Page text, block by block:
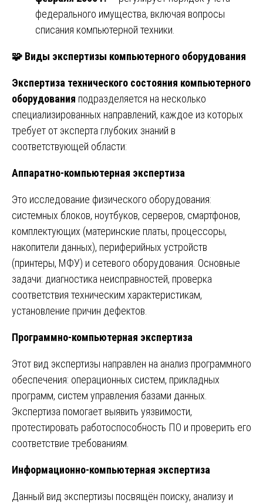
федерального имущества, включая вопросы
списания компьютерной техники.
🧩 Виды экспертизы компьютерного оборудования
Экспертиза технического состояния компьютерного
оборудования подразделяется на несколько
специализированных направлений, каждое из которых
требует от эксперта глубоких знаний в
соответствующей области:
Аппаратно-компьютерная экспертиза
Это исследование физического оборудования:
системных блоков, ноутбуков, серверов, смартфонов,
комплектующих (материнские платы, процессоры,
накопители данных), периферийных устройств
(принтеры, МФУ) и сетевого оборудования. Основные
задачи: диагностика неисправностей, проверка
соответствия техническим характеристикам,
установление причин дефектов.
Программно-компьютерная экспертиза
Этот вид экспертизы направлен на анализ программного
обеспечения: операционных систем, прикладных
программ, систем управления базами данных.
Экспертиза помогает выявить уязвимости,
протестировать работоспособность ПО и проверить его
соответствие требованиям.
Информационно-компьютерная экспертиза
Данный вид экспертизы посвящён поиску, анализу и